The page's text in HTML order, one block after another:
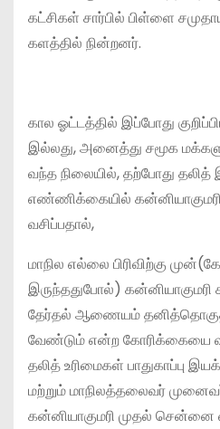
கட்சிகள் சார்பில் பிள்ளை
களத்தில் நின்றனர்.
கால ஓட்டத்தில் இப்போது
இல்லது, அனைத்து சமூக
வந்த நிலையில், தற்போது
எண்ணிக்கையில்
வசிப்பதால்,
மாநில எல்லை பிரிவிற்கு
இருந்ததுபோல்)
தேர்தல் ஆணையம்
வேண்டும் என்ற கோரிக்கையை
தலித் உரிமைகள் பாதுகாப்பு
மற்றும் மாநிலத்தலைவர்
கன்னியாகுமரி முதல் சென்னை